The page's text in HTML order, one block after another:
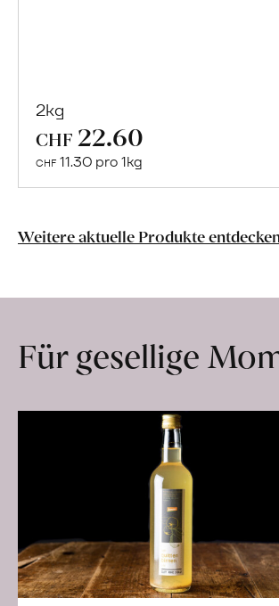
2kg
CHF 22.60
CHF 11.30 pro 1kg
Lebensmittel
Hof
erfahren
Weitere aktuelle Produkte
Für gesellige